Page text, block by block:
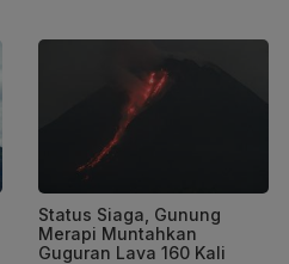
Status Siaga, Gunung
Merapi Muntahkan
Guguran Lava 160 Kali